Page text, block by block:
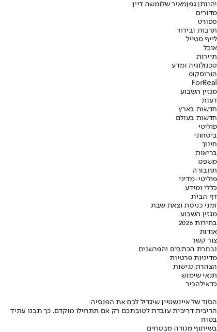
יהונתן גפןמאיר שלומשה דיין
מדורים
ספורט
תרבות ובידור
לייף סטייל
אוכל
תיירות
טכנולוגיה ומדע
הורוסקופ
ForReal
מגזין השבוע
דעות
חדשות בארץ
חדשות בעולם
פוליטי
ביטחוני
חינוך
בריאות
משפט
תחבורה
פוליטי-מדיני
כללי ומידע
דף הבית
זמני כניסת וצאת שבת
מגזין השבוע
בחירות 2026
אודות
צור קשר
נבחרת הכתבים והפרשנים
מדיניות פרטיות
הצהרת נגישות
תנאי שימוש
כדאילהכיר
הסוד של איינשטיין שיגדיל לכם את הפנסיה
הריבית דריבית עובדת לטובתכם רק אם תתחילו מוקדם. כך תבנו עתיד
בטוח
בשיתוף מנורה מבטחים